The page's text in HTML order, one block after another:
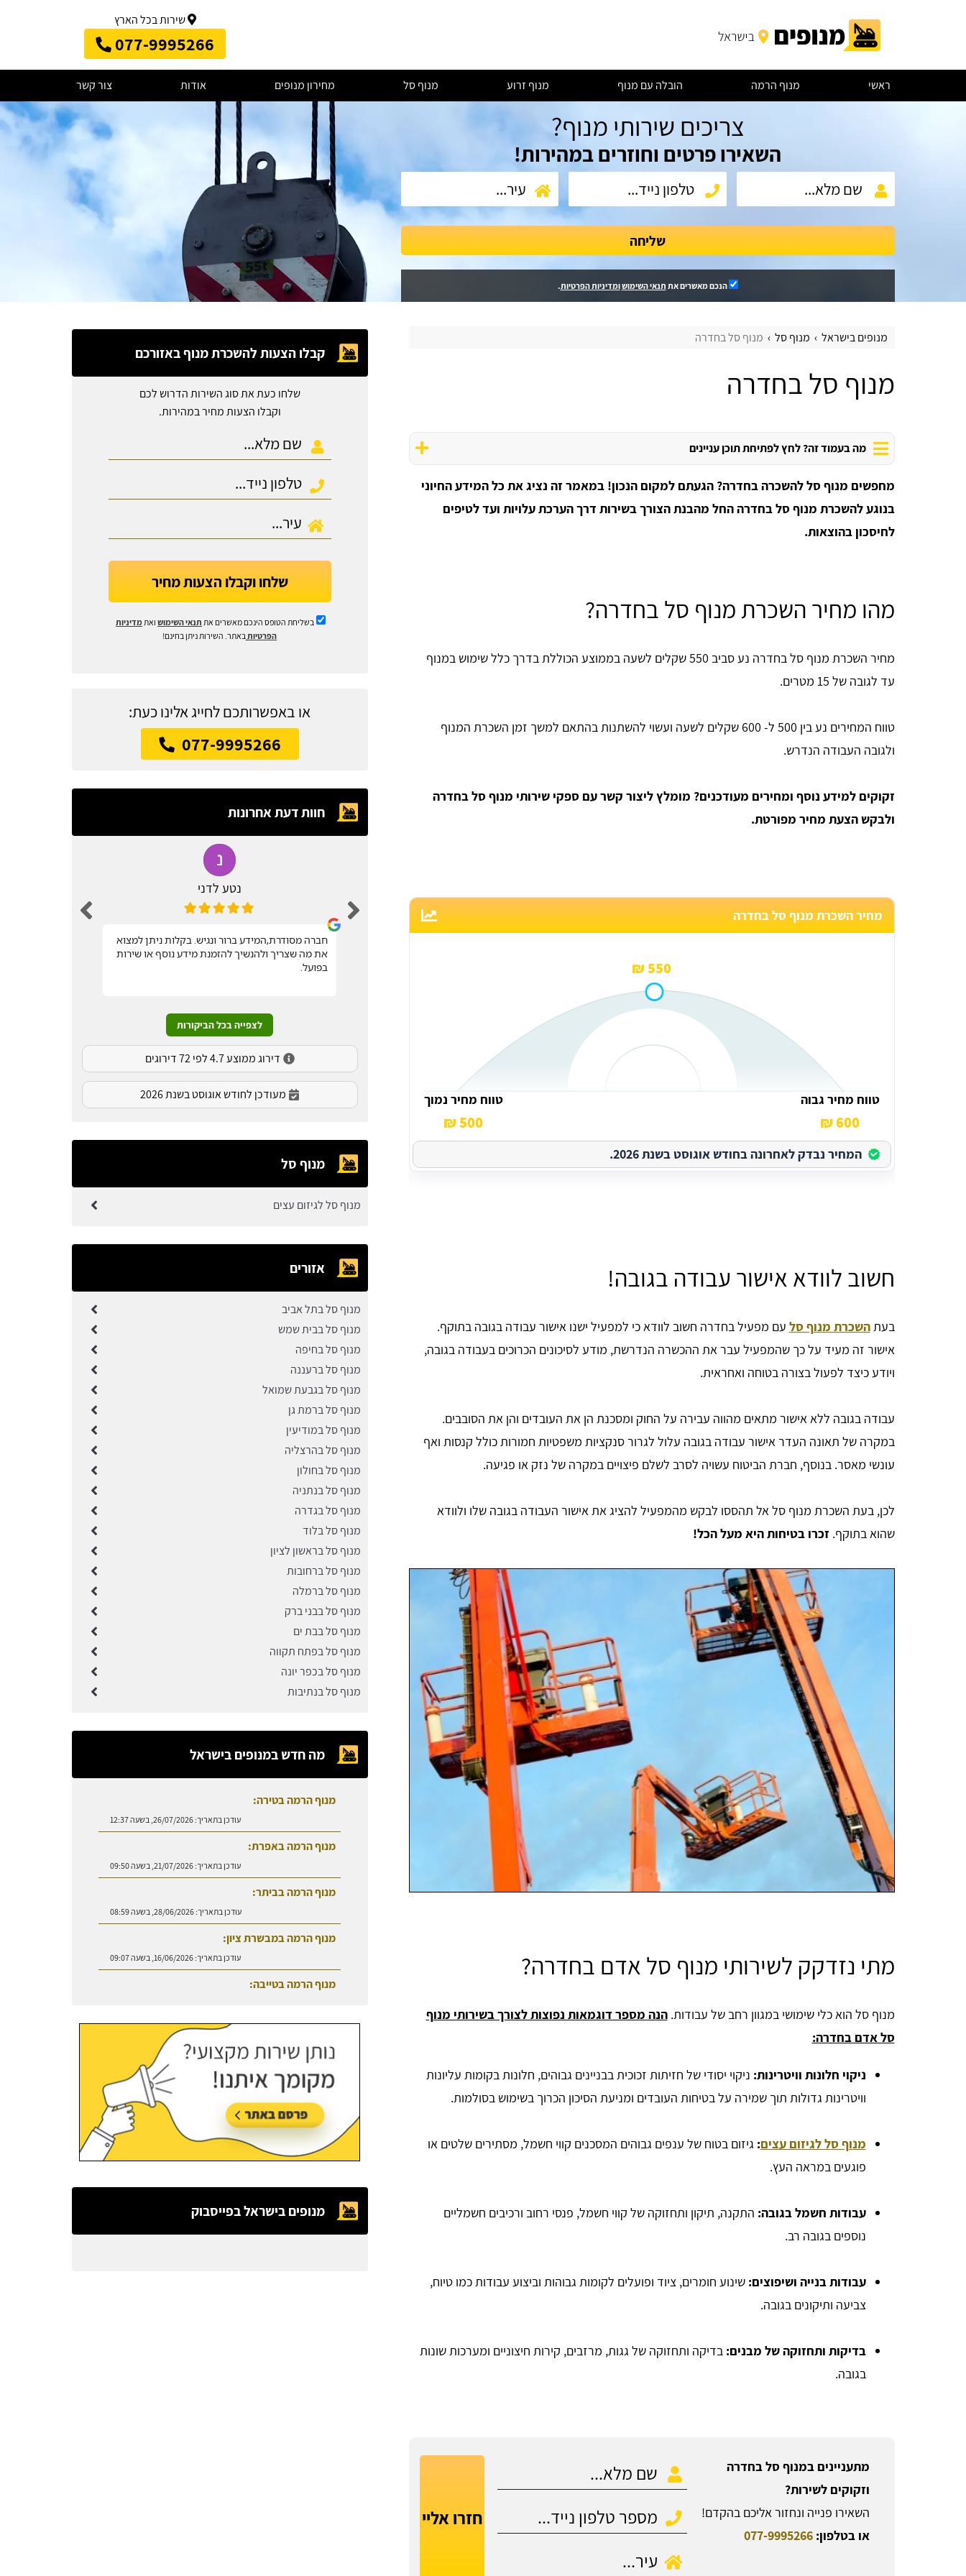
שירות בכל הארץ
077-9995266
ראשי מנוף הרמה הובלה עם מנוף מנוף זרוע מנוף סל מחירון מנופים אודות צור קשר
צריכים שירותי מנוף?
השאירו פרטים וחוזרים במהירות!
שליחה
הנכם מאשרים את תנאי השימושומדיניות הפרטיות.
מנופים בישראל מנוף סל מנוף סל בחדרה
מנוף סל בחדרה
מה בעמוד זה? לחץ לפתיחת תוכן עניינים
מחפשים מנוף סל להשכרה בחדרה? הגעתם למקום הנכון! במאמר זה נציג את כל המידע החיוני
בנוגע להשכרת מנוף סל בחדרה החל מהבנת הצורך בשירות דרך הערכת עלויות ועד לטיפים
לחיסכון בהוצאות.
מהו מחיר השכרת מנוף סל בחדרה?
מחיר השכרת מנוף סל בחדרה נע סביב 550 שקלים לשעה בממוצע הכוללת בדרך כלל שימוש במנוף
עד לגובה של 15 מטרים.
טווח המחירים נע בין 500 ל- 600 שקלים לשעה ועשוי להשתנות בהתאם למשך זמן השכרת המנוף
ולגובה העבודה הנדרש.
זקוקים למידע נוסף ומחירים מעודכנים? מומלץ ליצור קשר עם ספקי שירותי מנוף סל בחדרה
ולבקש הצעת מחיר מפורטת.
מחיר השכרת מנוף סל בחדרה
550 ₪
טווח מחיר גבוה
600 ₪
טווח מחיר נמוך
500 ₪
המחיר נבדק לאחרונה בחודש אוגוסט בשנת 2026.
חשוב לוודא אישור עבודה בגובה!
בעתהשכרת מנוף סל עם מפעיל בחדרה חשוב לוודא כי למפעיל ישנו אישור עבודה בגובה בתוקף.
אישור זה מעיד על כך שהמפעיל עבר את ההכשרה הנדרשת, מודע לסיכונים הכרוכים בעבודה בגובה,
ויודע כיצד לפעול בצורה בטוחה ואחראית.
עבודה בגובה ללא אישור מתאים מהווה עבירה על החוק ומסכנת הן את העובדים והן את הסובבים.
במקרה של תאונה העדר אישור עבודה בגובה עלול לגרור סנקציות משפטיות חמורות כולל קנסות ואף
עונשי מאסר. בנוסף, חברת הביטוח עשויה לסרב לשלם פיצויים במקרה של נזק או פגיעה.
לכן, בעת השכרת מנוף סל אל תהססו לבקש מהמפעיל להציג את אישור העבודה בגובה שלו ולוודא
שהוא בתוקף. זכרו בטיחות היא מעל הכל!
מתי נזדקק לשירותי מנוף סל אדם בחדרה?
מנוף סל הוא כלי שימושי במגוון רחב של עבודות.הנה מספר דוגמאות נפוצות לצורך בשירותי מנוף
סל אדם בחדרה:
ניקוי חלונות וויטרינות: ניקוי יסודי של חזיתות זכוכית בבניינים גבוהים, חלונות בקומות עליונות
וויטרינות גדולות תוך שמירה על בטיחות העובדים ומניעת הסיכון הכרוך בשימוש בסולמות.
מנוף סל לגיזום עצים: גיזום בטוח של ענפים גבוהים המסכנים קווי חשמל, מסתירים שלטים או
פוגעים במראה העץ.
עבודות חשמל בגובה: התקנה, תיקון ותחזוקה של קווי חשמל, פנסי רחוב ורכיבים חשמליים
נוספים בגובה רב.
עבודות בנייה ושיפוצים: שינוע חומרים, ציוד ופועלים לקומות גבוהות וביצוע עבודות כמו טיוח,
צביעה ותיקונים בגובה.
בדיקות ותחזוקה של מבנים: בדיקה ותחזוקה של גגות, מרזבים, קירות חיצוניים ומערכות שונות
בגובה.
מתעניינים במנוף סל בחדרה
וזקוקים לשירות?
השאירו פנייה ונחזור אליכם בהקדם!
או בטלפון:077-9995266
חזרו אליי
קבלו הצעות להשכרת מנוף באזורכם
שלחו כעת את סוג השירות הדרוש לכם
וקבלו הצעות מחיר במהירות.
שלחו וקבלו הצעות מחיר
בשליחת הטופס הינכם מאשרים את תנאי השימושואתמדיניות
הפרטיותבאתר. השירות ניתן בחינם!
או באפשרותכם לחייג אלינו כעת:
077-9995266
חוות דעת אחרונות
נטע לדני
חברה מסודרת,המידע ברור ונגיש. בקלות ניתן למצוא
את מה שצריך ולהנשיך להזמנת מידע נוסף או שירות
בפועל.
לצפייה בכל הביקורות
דירוג ממוצע 4.7 לפי 72 דירוגים
מעודכן לחודש אוגוסט בשנת 2026
מנוף סל
מנוף סל לגיזום עצים
אזורים
מנוף סל בתל אביב
מנוף סל בבית שמש
מנוף סל בחיפה
מנוף סל ברעננה
מנוף סל בגבעת שמואל
מנוף סל ברמת גן
מנוף סל במודיעין
מנוף סל בהרצליה
מנוף סל בחולון
מנוף סל בנתניה
מנוף סל בגדרה
מנוף סל בלוד
מנוף סל בראשון לציון
מנוף סל ברחובות
מנוף סל ברמלה
מנוף סל בבני ברק
מנוף סל בבת ים
מנוף סל בפתח תקווה
מנוף סל בכפר יונה
מנוף סל בנתיבות
מה חדש במנופים בישראל
מנוף הרמה בטירה:
עודכן בתאריך:26/07/2026, בשעה 12:37
מנוף הרמה באפרת:
עודכן בתאריך:21/07/2026, בשעה 09:50
מנוף הרמה בביתר:
עודכן בתאריך:28/06/2026, בשעה 08:59
מנוף הרמה במבשרת ציון:
עודכן בתאריך:16/06/2026, בשעה 09:07
מנוף הרמה בטייבה:
מנופים בישראל בפייסבוק